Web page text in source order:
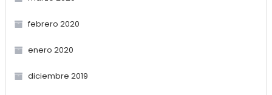
febrero 2020
enero 2020
diciembre 2019